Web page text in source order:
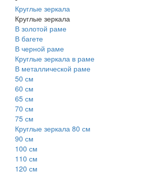
Круглые зеркала
Круглые зеркала
В золотой раме
В багете
В черной раме
Круглые зеркала в раме
В металлической раме
50 см
60 см
65 см
70 см
75 см
Круглые зеркала 80 см
90 см
100 см
110 см
120 см